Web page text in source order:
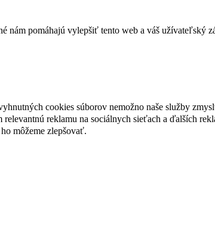
pomáhajú vylepšiť tento web a váš užívateľský
cookies súborov nemožno naše služby
reklamu na sociálnych sieťach a ďalších
môžeme zlepšovať.